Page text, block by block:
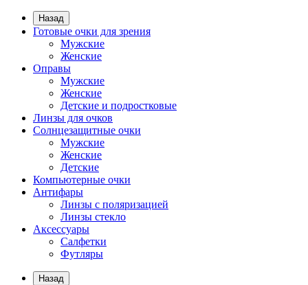
Назад
Готовые очки для зрения
Мужские
Женские
Оправы
Мужские
Женские
Детские и подростковые
Линзы для очков
Солнцезащитные очки
Мужские
Женские
Детские
Компьютерные очки
Антифары
Линзы с поляризацией
Линзы стекло
Аксессуары
Салфетки
Футляры
Назад